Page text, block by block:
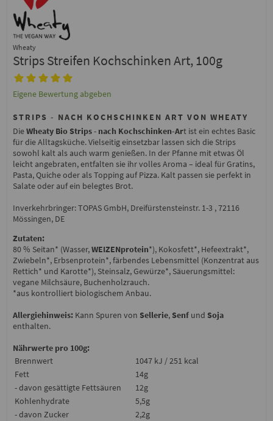
Wheaty
Strips Streifen Kochschinken Art, 100g
Eigene Bewertung abgeben
STRIPS - NACH KOCHSCHINKEN ART VON WHEATY
DieWheaty Bio Strips- nach Kochschinken-Art ist ein echtes Basic
für die Alltagsküche. Vielseitig einsetzbar lassen sich die Strips
sowohl kalt als auch warm genießen. In der Pfanne mit etwas Öl
leicht angebraten, entfalten sie ihr volles Aroma – ideal für Gratins,
Pasta, Quiche oder als Topping auf Pizza. Kalt passen sie perfekt in
Salate oder auf ein belegtes Brot.
Inverkehrbringer: TOPAS GmbH, Dreifürstensteinstr. 1-3 , 72116
Mössingen, DE
Zutaten:
80 % Seitan* (Wasser,WEIZENprotein*), Kokosfett*, Hefeextrakt*,
Zwiebeln*, Erbsenprotein*, färbendes Lebensmittel (Konzentrat aus
Rettich* und Karotte*), Steinsalz, Gewürze*, Säuerungsmittel:
vegane Milchsäure, Buchenholzrauch.
*aus kontrolliert biologischem Anbau.
Allergiehinweis:Kann Spuren von Sellerie,Senfund Soja
enthalten.
Nährwerte pro 100g:
Brennwert
1047 kJ / 251 kcal
Fett
14g
- davon gesättigte Fettsäuren
12g
Kohlenhydrate
5,5g
- davon Zucker
2,2g